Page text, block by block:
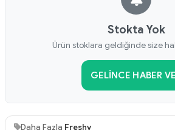
Stokta Yok
Ürün stoklara geldiğinde size
GELINCE HABER
Daha Fazla Freshy